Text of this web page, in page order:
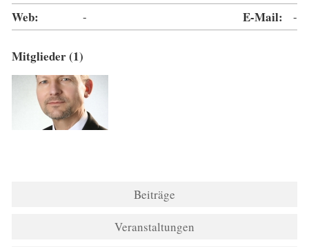
Web: - E-Mail: -
Mitglieder (1)
Beiträge
Veranstaltungen